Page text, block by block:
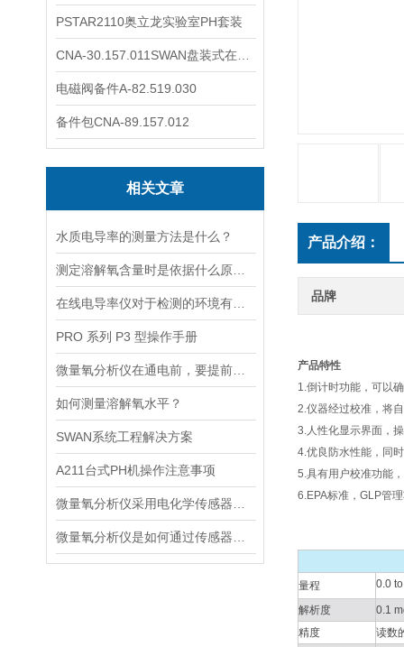
PSTAR2110奥立龙实验室PH套装
电磁阀备件A-82.519.030
备件包CNA-89.157.012
相关文章
水质电导率的测量方法是什么？
PRO 系列 P3 型操作手册
如何测量溶解氧水平？
SWAN系统工程解决方案
A211台式PH机操作注意事项
产品介绍：
品牌
产品特性
1.倒计时功能，可以
2.仪器经过校准，将
3.人性化显示界面，
4.优良防水性能，同
5.具有用户校准功能
6.EPA标准，GLP管
量程 0.0
解析度
0.1
精度
读数